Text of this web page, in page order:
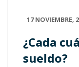
17 NOVIEMBRE,
¿Cada
sueldo?